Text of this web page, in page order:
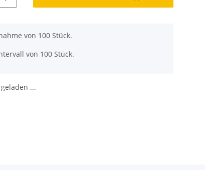
von 100 Stück.
von 100 Stück.
...